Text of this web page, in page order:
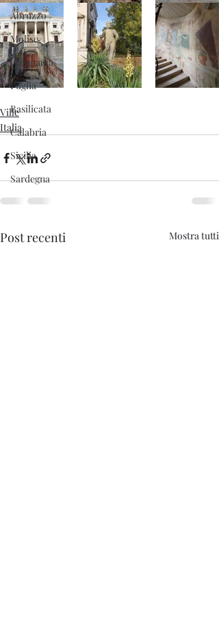
Abruzzo
Molise
Campania
Puglia
Basilicata
Calabria
Sicilia
Sardegna
Ville
Italia
Post recenti Mostra tutti